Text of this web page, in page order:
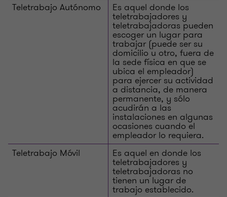
Teletrabajo Autónomo Es aquel donde los
teletrabajadores y
teletrabajadoras pueden
escoger un lugar para
trabajar (puede ser su
domicilio u otro, fuera de
la sede física en que se
ubica el empleador)
para ejercer su actividad
a distancia, de manera
permanente, y sólo
acudirán a las
instalaciones en algunas
ocasiones cuando el
empleador lo requiera.
Teletrabajo Móvil
Es aquel en donde los
teletrabajadores y
teletrabajadoras no
tienen un lugar de
trabajo establecido.